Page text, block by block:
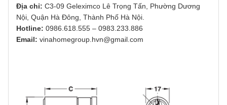
Địa chỉ: C3-09 Geleximco Lê Trọng Tấn, Phường Dương
Nội, Quận Hà Đông, Thành Phố Hà Nội.
Hotline: 0986.618.555 – 0983.233.886
Email: vinahomegroup.hvn@gmail.com